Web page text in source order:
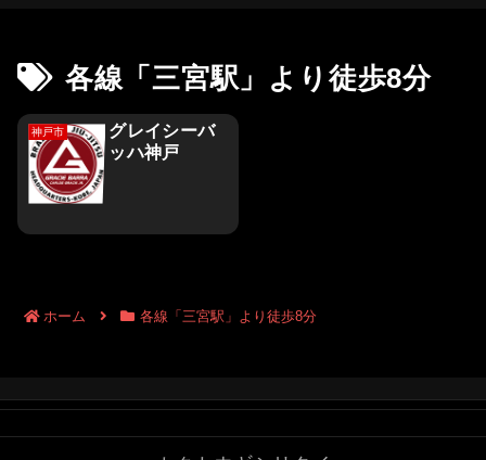
各線「三宮駅」より徒歩8分
神戸市
グレイシーバ
ッハ神戸
ホーム 各線「三宮駅」より徒歩8分